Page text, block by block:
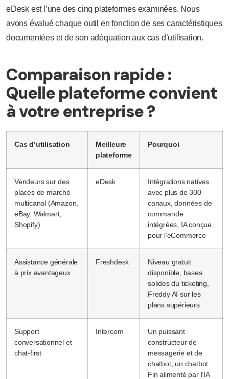
eDesk est l’une des cinq plateformes examinées. Nous
avons évalué chaque outil en fonction de ses caractéristiques
documentées et de son adéquation aux cas d’utilisation.
Comparaison rapide :
Quelle plateforme convient
à votre entreprise ?
Cas d’utilisation
Meilleure
plateforme
Pourquoi
Vendeurs sur des
places de marché
multicanal (Amazon,
eBay, Walmart,
Shopify)
eDesk
Intégrations natives
avec plus de 300
canaux, données de
commande
intégrées, IA conçue
pour l’eCommerce
Assistance générale
à prix avantageux
Freshdesk
Niveau gratuit
disponible, bases
solides du ticketing,
Freddy AI sur les
plans supérieurs
Support
conversationnel et
chat-first
Intercom
Un puissant
constructeur de
messagerie et de
chatbot, un chatbot
Fin alimenté par l’IA